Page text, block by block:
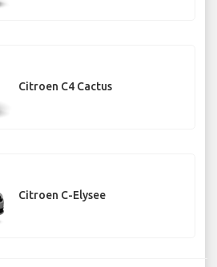
Citroen C4 Cactus
Citroen C-Elysee